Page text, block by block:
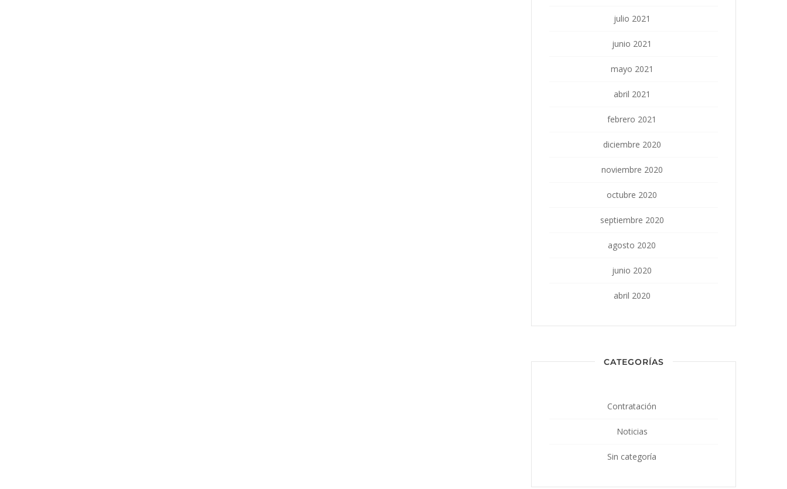
julio 2021
junio 2021
mayo 2021
abril 2021
febrero 2021
diciembre 2020
noviembre 2020
octubre 2020
septiembre 2020
agosto 2020
junio 2020
abril 2020
CATEGORÍAS
Contratación
Noticias
Sin categoría